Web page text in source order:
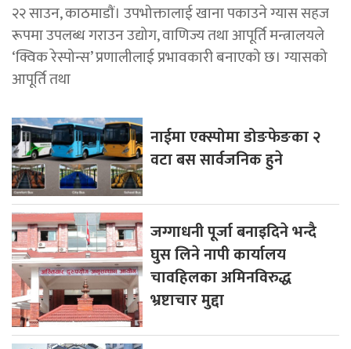
२२ साउन, काठमाडाैं। उपभोक्तालाई खाना पकाउने ग्यास सहज
रूपमा उपलब्ध गराउन उद्योग, वाणिज्य तथा आपूर्ति मन्त्रालयले
‘क्विक रेस्पोन्स’ प्रणालीलाई प्रभावकारी बनाएको छ। ग्यासको
आपूर्ति तथा
नाईमा एक्स्पोमा डोङफेङका २
वटा बस सार्वजनिक हुने
जग्गाधनी पूर्जा बनाइदिने भन्दै
घुस लिने नापी कार्यालय
चावहिलका अमिनविरुद्ध
भ्रष्टाचार मुद्दा